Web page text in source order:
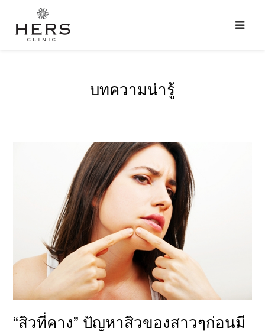
บทความน่ารู้
“สิวที่คาง” ปัญหาสิวของสาวๆก่อนมี